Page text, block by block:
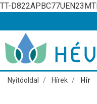
TT-
Nyitóoldal Hírek Hír